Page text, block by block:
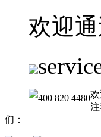
欢迎
400 820 4480
们：